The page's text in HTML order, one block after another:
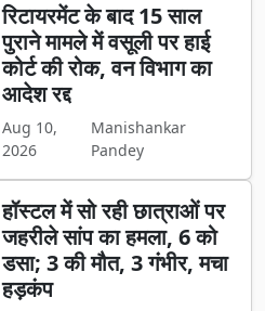
रिटायरमेंट के बाद 15 साल
पुराने मामले में वसूली पर हाई
कोर्ट की रोक, वन विभाग का
आदेश रद्द
Aug 10,
2026
Manishankar
Pandey
हॉस्टल में सो रही छात्राओं पर
जहरीले सांप का हमला, 6 को
डसा; 3 की मौत, 3 गंभीर, मचा
हड़कंप